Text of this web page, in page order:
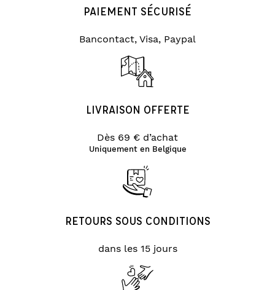
PAIEMENT SÉCURISÉ
Bancontact, Visa, Paypal
LIVRAISON OFFERTE
Dès 69 € d’achat
Uniquement en Belgique
RETOURS SOUS CONDITIONS
dans les 15 jours